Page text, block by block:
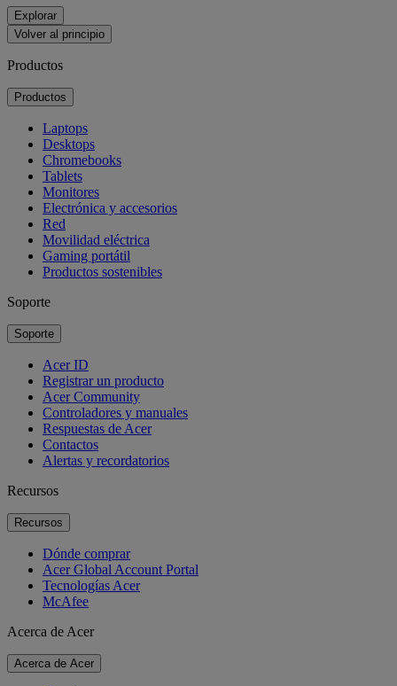
Explorar
Volver al principio
Productos
Productos
Laptops
Desktops
Chromebooks
Tablets
Monitores
Electrónica y accesorios
Red
Movilidad eléctrica
Gaming portátil
Productos sostenibles
Soporte
Soporte
Acer ID
Registrar un producto
Acer Community
Controladores y manuales
Respuestas de Acer
Contactos
Alertas y recordatorios
Recursos
Recursos
Dónde comprar
Acer Global Account Portal
Tecnologías Acer
McAfee
Acerca de Acer
Acerca de Acer